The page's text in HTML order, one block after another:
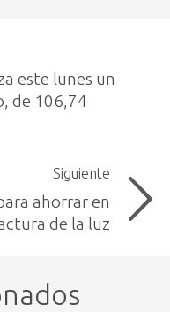
este lunes un
de 106,74
Siguiente
ahorrar en
de la luz